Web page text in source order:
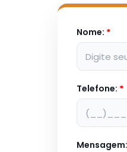
Nome: *
Telefone: *
Mensagem: